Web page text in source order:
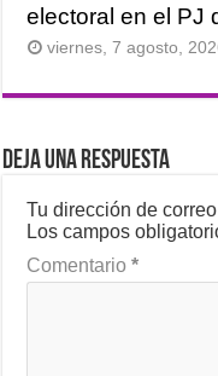
electoral en el PJ
viernes, 7 agosto,
Deja una respuesta
Tu dirección de
Los campos
Comentario*